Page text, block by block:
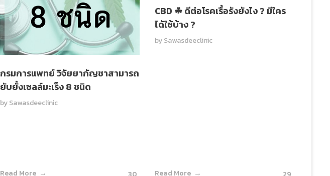
กรมการแพทย์ วิจัยยากัญชาสามารถ
ยับยั้งเซลล์มะเร็ง 8 ชนิด
bySawasdeeclinic
Read More
CBD ☘ ดีต่อโรคเรื้อรังยังไง ? มีใคร
ได้ใช้บ้าง ?
by Sawasdeeclinic
Read More